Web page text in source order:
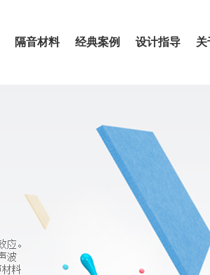
隔音材料 经典案例 设计指导 关